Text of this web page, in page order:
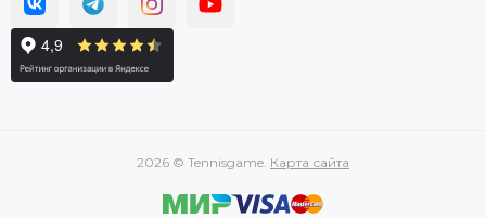
2026 © Tennisgame. Карта сайта